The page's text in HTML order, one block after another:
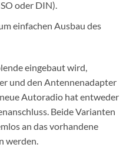
oder DIN).
einfachen Ausbau des
eingebaut wird,
und den Antennenadapter
Autoradio hat entweder
Beide Varianten
an das vorhandene
werden.